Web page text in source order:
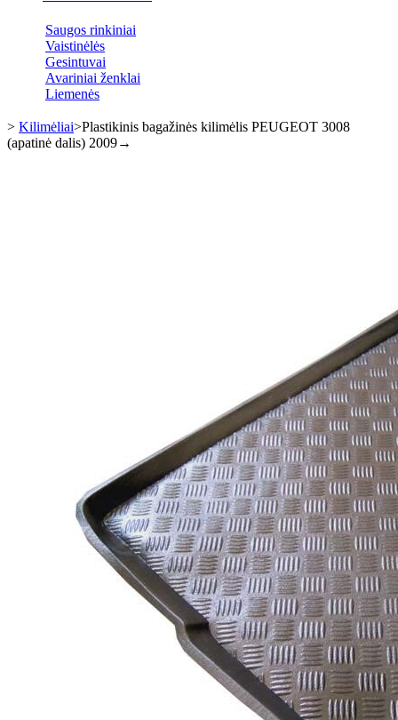
Saugos rinkiniai
Vaistinėlės
Gesintuvai
Avariniai ženklai
Liemenės
> Kilimėliai>Plastikinis bagažinės kilimėlis PEUGEOT 3008
(apatinė dalis) 2009→